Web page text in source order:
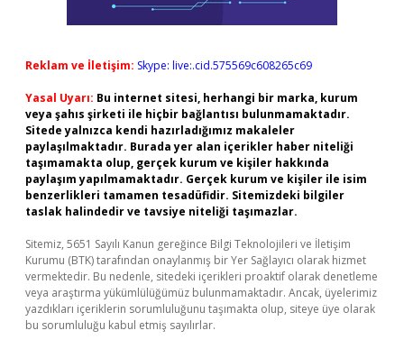
Reklam ve İletişim: Skype: live:.cid.575569c608265c69
Yasal Uyarı: Bu internet sitesi, herhangi bir marka, kurum
veya şahıs şirketi ile hiçbir bağlantısı bulunmamaktadır.
Sitede yalnızca kendi hazırladığımız makaleler
paylaşılmaktadır. Burada yer alan içerikler haber niteliği
taşımamakta olup, gerçek kurum ve kişiler hakkında
paylaşım yapılmamaktadır. Gerçek kurum ve kişiler ile isim
benzerlikleri tamamen tesadüfidir. Sitemizdeki bilgiler
taslak halindedir ve tavsiye niteliği taşımazlar.
Sitemiz, 5651 Sayılı Kanun gereğince Bilgi Teknolojileri ve İletişim
Kurumu (BTK) tarafından onaylanmış bir Yer Sağlayıcı olarak hizmet
vermektedir. Bu nedenle, sitedeki içerikleri proaktif olarak denetleme
veya araştırma yükümlülüğümüz bulunmamaktadır. Ancak, üyelerimiz
yazdıkları içeriklerin sorumluluğunu taşımakta olup, siteye üye olarak
bu sorumluluğu kabul etmiş sayılırlar.